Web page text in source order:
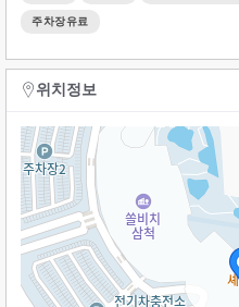
주차장유료
위치정보